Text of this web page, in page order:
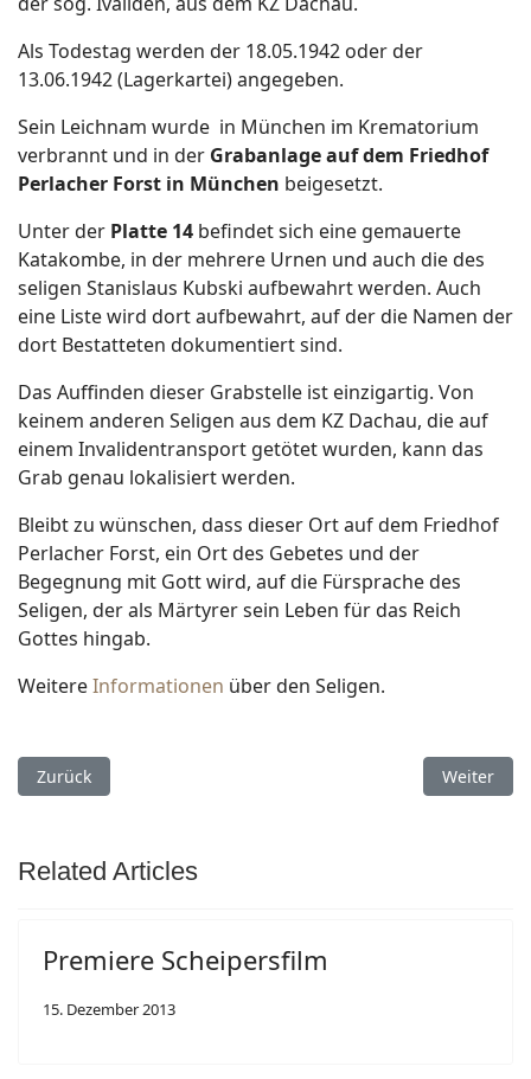
Als Todestag werden der 18.05.1942 oder der
13.06.1942 (Lagerkartei) angegeben.
Sein Leichnam wurde in München im Krematorium
verbrannt und in der Grabanlage auf dem Friedhof
Perlacher Forst in München beigesetzt.
Unter der Platte 14 befindet sich eine gemauerte
Katakombe, in der mehrere Urnen und auch die des
seligen Stanislaus Kubski aufbewahrt werden. Auch
eine Liste wird dort aufbewahrt, auf der die Namen der
dort Bestatteten dokumentiert sind.
Das Auffinden dieser Grabstelle ist einzigartig. Von
keinem anderen Seligen aus dem KZ Dachau, die auf
einem Invalidentransport getötet wurden, kann das
Grab genau lokalisiert werden.
Bleibt zu wünschen, dass dieser Ort auf dem Friedhof
Perlacher Forst, ein Ort des Gebetes und der
Begegnung mit Gott wird, auf die Fürsprache des
Seligen, der als Märtyrer sein Leben für das Reich
Gottes hingab.
WeitereInformationen über den Seligen.
Vorheriger Beitrag: Seligsprechung P. Giuseppe Girotti
Zurück Nächster
Weiter
Related Articles
Premiere Scheipersfilm
15. Dezember 2013